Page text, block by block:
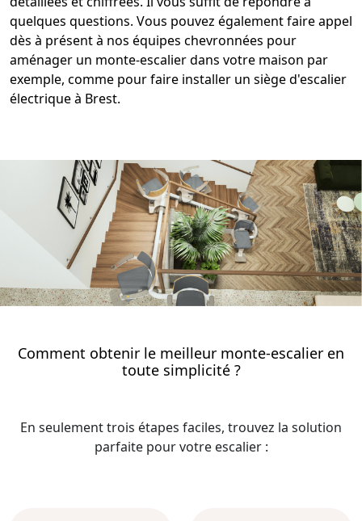
quelques questions. Vous pouvez également faire appel
dès à présent à nos équipes chevronnées pour
aménager un monte-escalierdans votre maison par
exemple, comme pour faire installer un siège d'escalier
électrique à Brest.
Comment obtenir le meilleur monte-escalier en
toute simplicité ?
En seulement trois étapes faciles, trouvez la solution
parfaite pour votre escalier :